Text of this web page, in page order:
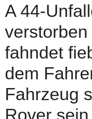
A 44-
fahndet
dem
Fahrzeug
Rover sein